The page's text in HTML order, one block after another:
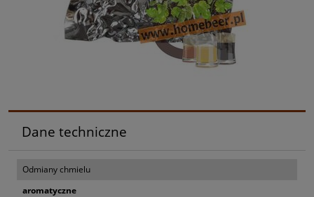
Dane techniczne
Odmiany chmielu
aromatyczne